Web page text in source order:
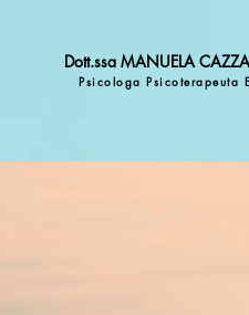
Dott.ssa MANUELA
Psicologa Psicoterapeuta